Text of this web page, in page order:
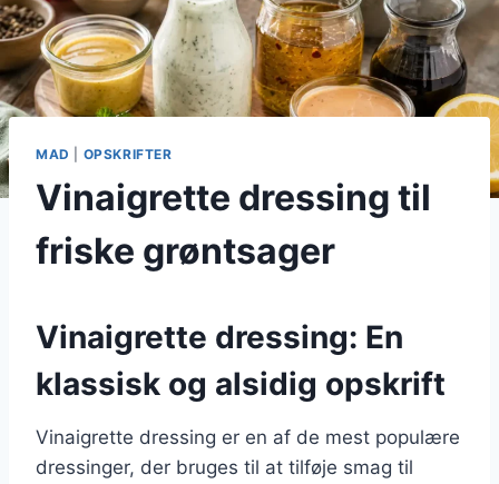
MAD OPSKRIFTER
Vinaigrette dressing til
friske grøntsager
Vinaigrette dressing: En
klassisk og alsidig opskrift
Vinaigrette dressing er en af de mest populære
dressinger, der bruges til at tilføje smag til